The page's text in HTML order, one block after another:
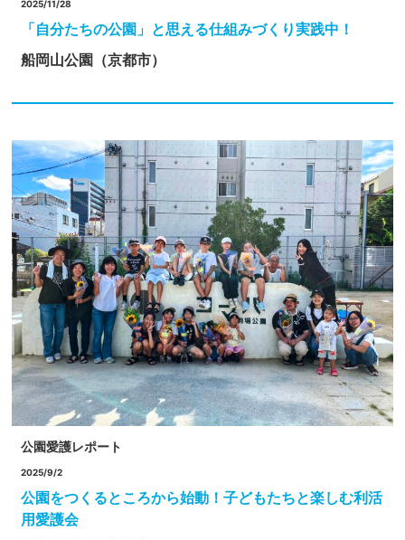
2025/11/28
「自分たちの公園」と思える仕組みづくり実践中！
船岡山公園（京都市）
公園愛護レポート
2025/9/2
公園をつくるところから始動！子どもたちと楽しむ利活
用愛護会